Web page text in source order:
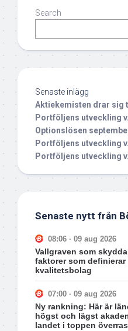
Search
Senaste inlägg
Aktiekemisten drar sig
Portföljens utveckling
Optionslösen
Portföljens utveckling
Portföljens utveckling
Senaste nytt från
08:06 · 09 aug 2026
Vallgraven som
faktorer som definierar
kvalitetsbolag
07:00 · 09 aug 2026
Ny rankning: Här är
högst och lägst
landet i toppen